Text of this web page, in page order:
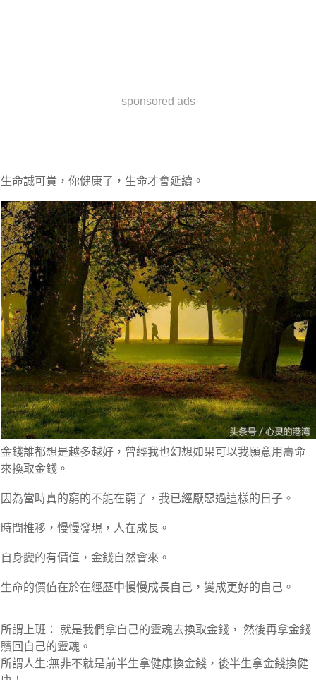
sponsored ads
生命誠可貴，你健康了，生命才會延續。
金錢誰都想是越多越好，曾經我也幻想如果可以我願意用壽命
來換取金錢。
因為當時真的窮的不能在窮了，我已經厭惡過這樣的日子。
時間推移，慢慢發現，人在成長。
自身變的有價值，金錢自然會來。
生命的價值在於在經歷中慢慢成長自己，變成更好的自己。
所謂上班： 就是我們拿自己的靈魂去換取金錢， 然後再拿金錢
贖回自己的靈魂。
所謂人生:無非不就是前半生拿健康換金錢，後半生拿金錢換健